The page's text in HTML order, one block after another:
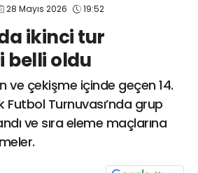
28 Mayıs 2026 19:52
ikinci tur
belli oldu
ve çekişme içinde geçen 14.
Futbol Turnuvası’nda grup
ve sıra eleme maçlarına
info@spor41.com